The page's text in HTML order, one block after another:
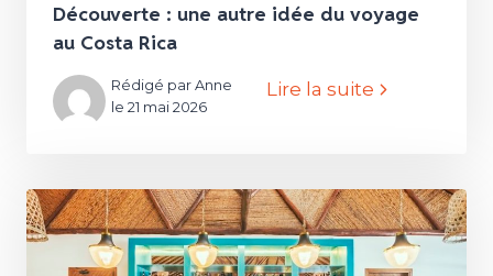
Découverte : une autre idée du voyage
au Costa Rica
Rédigé par Anne
le 21 mai 2026
Lire la suite